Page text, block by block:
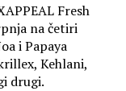
Fresh
na četiri
i Papaya
Kehlani,
drugi.